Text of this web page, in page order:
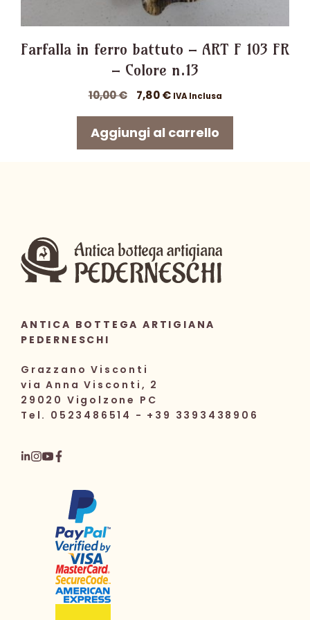
Farfalla in ferro battuto – ART F 103 FR
– Colore n.13
10,00€
Il
originale
era:
7,80€Il
attuale
IVA Inclusa
Aggiungi al carrello
ANTICA BOTTEGA ARTIGIANA
PEDERNESCHI
Grazzano Visconti
via Anna Visconti, 2
29020 Vigolzone PC
Tel. 0523486514 - +39 3393438906